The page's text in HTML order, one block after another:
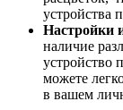
устройства
Настройки
наличие
устройство
можете
в вашем